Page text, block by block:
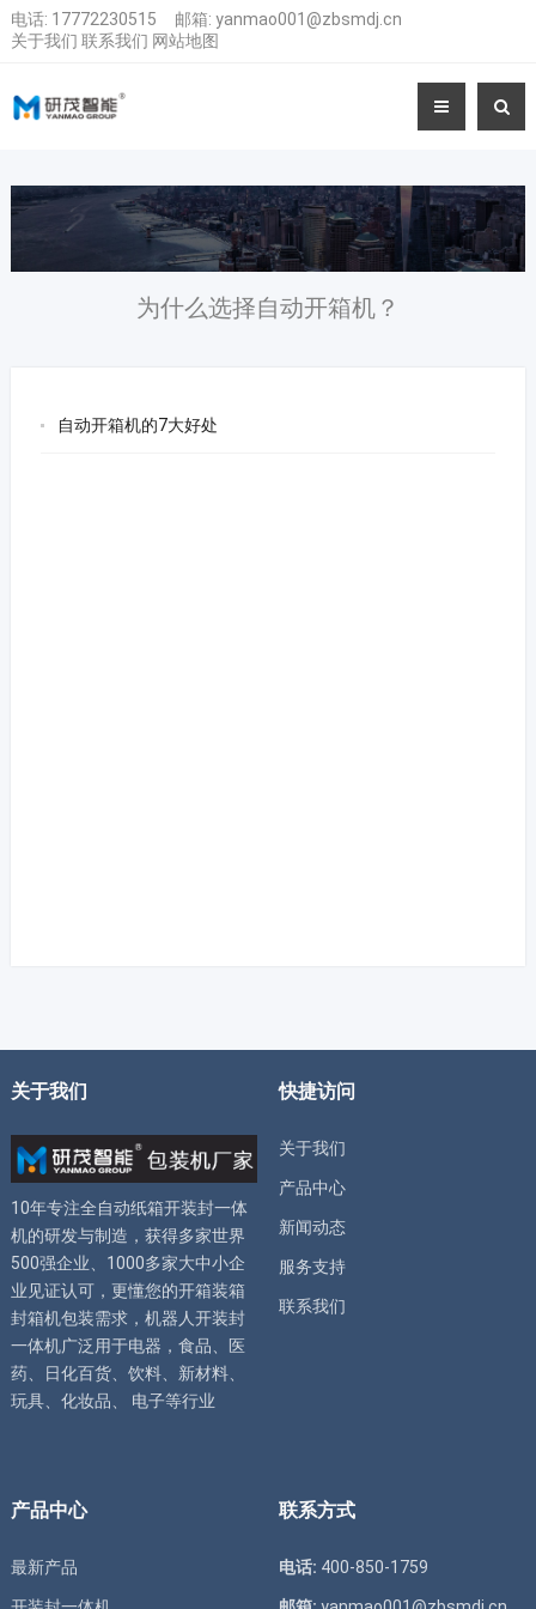
电话: 17772230515 邮箱: yanmao001@zbsmdj.cn
关于我们 联系我们 网站地图
为什么选择自动开箱机？
自动开箱机的7大好处
关于我们
10年专注全自动纸箱开装封一体
机的研发与制造，获得多家世界
500强企业、1000多家大中小企
业见证认可，更懂您的开箱装箱
封箱机包装需求， 机器人开装封
一体机广泛用于电器，食品、医
药、日化百货、饮料、新材料、
玩具、化妆品、 电子等行业
快捷访问
关于我们
产品中心
新闻动态
服务支持
联系我们
产品中心
最新产品
联系方式
电话: 400-850-1759